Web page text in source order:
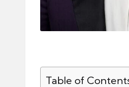
Table of